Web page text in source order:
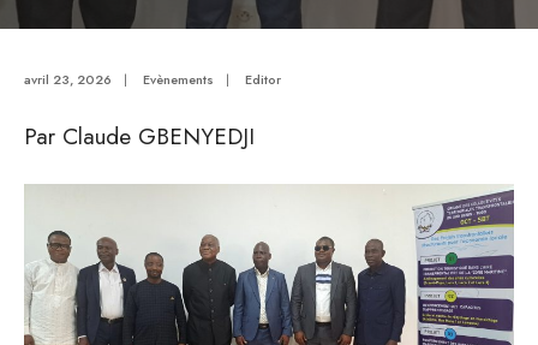
avril 23, 2026 | Evènements | Editor
Par Claude GBENYEDJI